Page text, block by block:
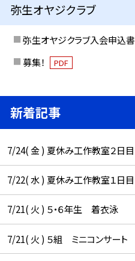
弥生オヤジクラブ
弥生オヤジクラブ入会申込書
募集！ PDF
新着記事
7/24( 金 ) 夏休み工作教室２日目
7/22( 水 ) 夏休み工作教室１日目
7/21( 火 ) ５・６年生 着衣泳
7/21( 火 ) ５組 ミニコンサート